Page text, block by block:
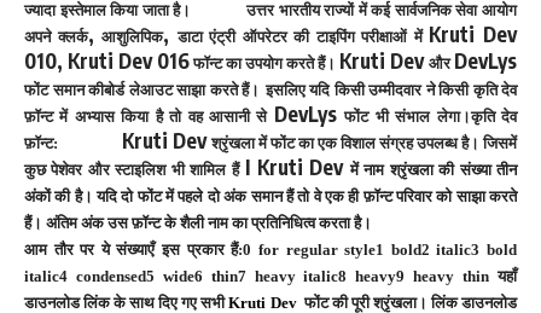
ज्यादा इस्तेमाल किया जाता है।
उत्तर भारतीय राज्यों में कई सार्वजनिक सेवा आयोग
अपने क्लर्क,आशुलिपिक,डाटा एंट्री ऑपरेटर की टाइपिंग परीक्षाओं में Kruti Dev
010, Kruti Dev 016फॉन्ट का उपयोग करते हैं। Kruti Dev और DevLys
फोंट समान कीबोर्ड लेआउट साझा करते हैं। इसलिए यदि किसी उम्मीदवार ने किसी कृति देव
फ़ॉन्ट में अभ्यास किया है तो वह आसानी से DevLysफोंट भी संभाल लेगा।कृति देव
फ़ॉन्ट:
Kruti Devश्रृंखला में फोंट का एक विशाल संग्रह उपलब्ध है। जिसमें
कुछ पेशेवर और स्टाइलिश भी शामिल हैं I Kruti Devमें नाम श्रृंखला की संख्या तीन
अंकों की है। यदि दो फोंट में पहले दो अंक समान हैं तो वे एक ही फ़ॉन्ट परिवार को साझा करते
हैं। अंतिम अंक उस फ़ॉन्ट के शैली नाम का प्रतिनिधित्व करता है।
आम तौर पर ये संख्याएँ इस प्रकार हैं:0 for regular style1 bold2 italic3 bold
italic4 condensed5 wide6 thin7 heavy italic8 heavy9 heavy thin यहाँ
डाउनलोड लिंक के साथ दिए गए सभीKruti Dev फोंट की पूरी श्रृंखला। लिंक डाउनलोड